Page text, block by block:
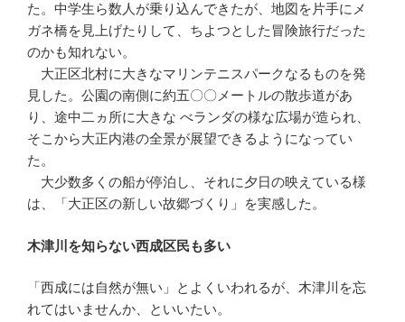
た。中学生ら数人が乗り込んできたが、地図を片手にメ
ガネ橋を見上げたりして、ちよつとした冒険旅行だった
のかも知れない。
大正区北村に大きなマリンテニスパークなるものを発
見した。公園の南側に約五〇〇メートルの散歩道があ
り、途中二ヵ所に大きな べランダの様な広場が造られ、
そこから大正内港の全景が展望できるようになってい
た。
大少数多くの船が停泊し、それに夕日の映えている様
は、「大正区の新しい故郷づくり」を実感した。
木津川を知らない西成区民も多い
「西成には自然が無い」とよくいわれるが、木津川を忘
れてはいませんか、といいたい。